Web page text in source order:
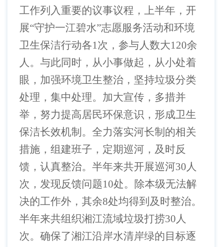
工作列入重要的议事议程，上半年，开
展“守护一江碧水”志愿服务活动和环境
卫生保洁行动各1次，参与人数大120余
人。与此同时，从小事做起，从小处着
眼，加强环境卫生整治，坚持垃圾分类
处理，集中处理。加大宣传，多措并
举，努力提高居民环保意识，形成卫生
保洁长效机制。全力落实河长制的相关
措施，组建班子，定期巡河，及时反
馈，认真整治。半年来共开展巡河30人
次，发现反馈问题10处。除本级无法解
决的工作外，其余8处均得到及时整治。
半年来共组织湘江流域垃圾打捞30人
次。确保了湘江沿岸水清岸绿的目标逐